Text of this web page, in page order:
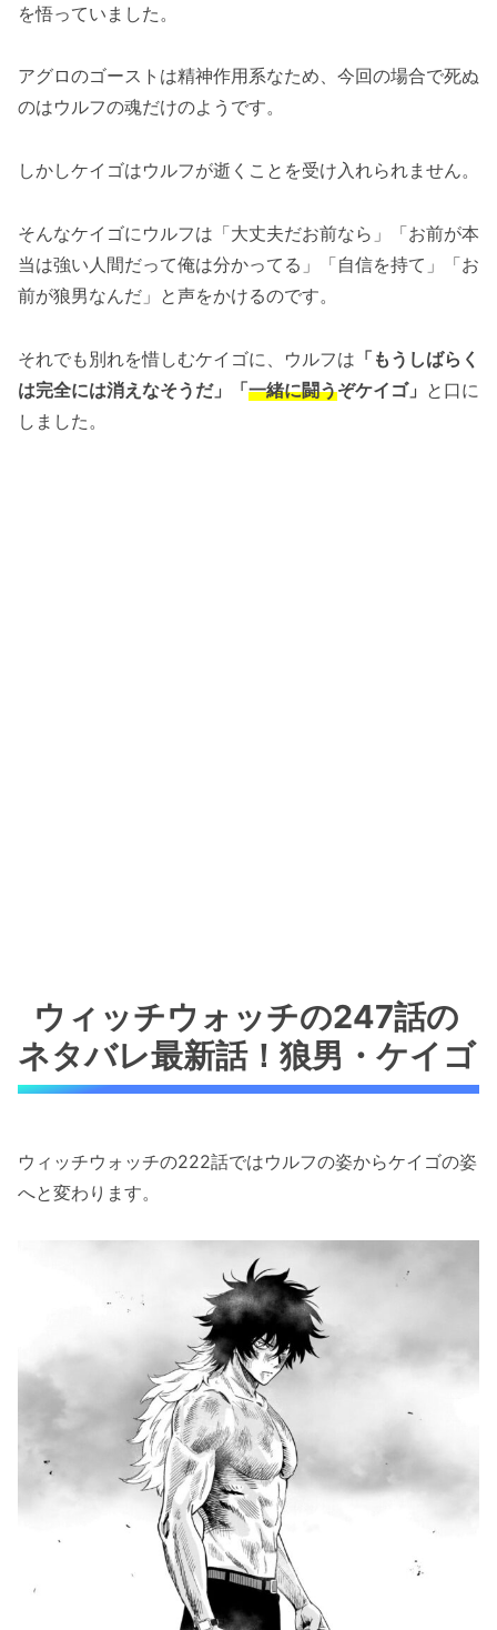
を悟っていました。
アグロのゴーストは精神作用系なため、今回の場合で死ぬ
のはウルフの魂だけのようです。
しかしケイゴはウルフが逝くことを受け入れられません。
そんなケイゴにウルフは「大丈夫だお前なら」「お前が本
当は強い人間だって俺は分かってる」「自信を持て」「お
前が狼男なんだ」と声をかけるのです。
それでも別れを惜しむケイゴに、ウルフは 「もうしばらく
は完全には消えなそうだ」「一緒に闘うぞケイゴ」 と口に
しました。
ウィッチウォッチの247話の
ネタバレ最新話！狼男・ケイゴ
ウィッチウォッチの222話ではウルフの姿からケイゴの姿
へと変わります。